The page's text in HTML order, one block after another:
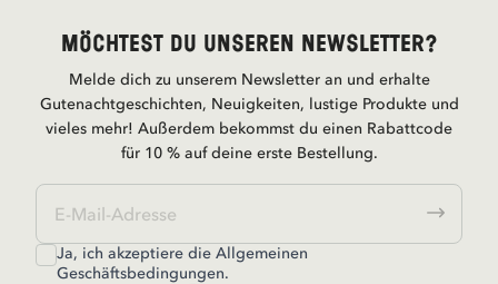
Möchtest du unseren Newsletter?
Melde dich zu unserem Newsletter an und erhalte
Gutenachtgeschichten, Neuigkeiten, lustige Produkte und
vieles mehr! Außerdem bekommst du einen Rabattcode
für 10 % auf deine erste Bestellung.
Ja, ich akzeptiere dieAllgemeinen
Geschäftsbedingungen.